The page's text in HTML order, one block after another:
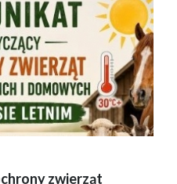
zwierząt